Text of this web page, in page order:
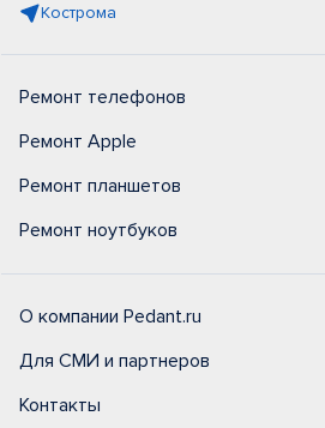
Кострома
Ремонт телефонов
Ремонт Apple
Ремонт планшетов
Ремонт ноутбуков
О компании Pedant.ru
Для СМИ и партнеров
Контакты